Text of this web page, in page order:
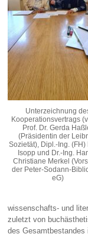
Unterzeichnung
Kooperationsvertrags
Prof. Dr. Gerda
(Präsidentin der
Sozietät), Dipl.-Ing. (FH)
Isopp und Dr.-Ing.
Christiane Merkel
der Peter-Sodann-
eG)
wissenschafts- und
zuletzt von
des Gesamtbestandes